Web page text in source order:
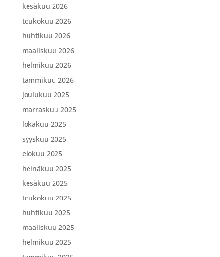
kesäkuu 2026
toukokuu 2026
huhtikuu 2026
maaliskuu 2026
helmikuu 2026
tammikuu 2026
joulukuu 2025
marraskuu 2025
lokakuu 2025
syyskuu 2025
elokuu 2025
heinäkuu 2025
kesäkuu 2025
toukokuu 2025
huhtikuu 2025
maaliskuu 2025
helmikuu 2025